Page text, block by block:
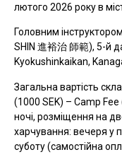
лютого 2026 року в
Головним
SHIN 進裕治 師範), 5-й
Kyokushinkaikan,
Загальна вартість
(1000 SEK) – Camp
ночі, розміщення на
харчування: вечеря у
суботу (самостійна